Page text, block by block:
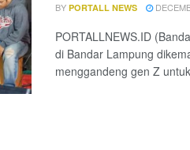
BY PORTALL NEWS
PORTALLNEWS.ID
di Bandar Lampung
menggandeng gen Z